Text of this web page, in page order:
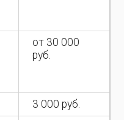
от 30 000
руб.
3 000 руб.